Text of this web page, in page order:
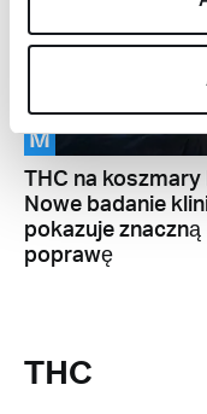
M
THC na koszmary
Nowe badanie
pokazuje znaczną
poprawę
THC